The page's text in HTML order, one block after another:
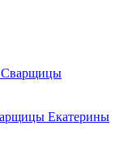
Сварщицы
Екатерины